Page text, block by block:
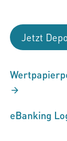
Jetzt
eBanking